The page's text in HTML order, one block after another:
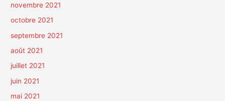
novembre 2021
octobre 2021
septembre 2021
août 2021
juillet 2021
juin 2021
mai 2021